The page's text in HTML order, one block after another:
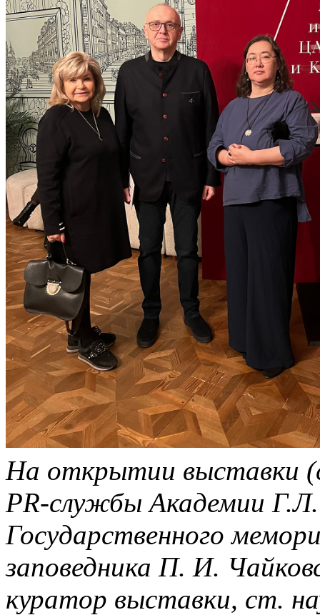
На открытии выставки
PR-службы Академии
Государственного
заповедника П. И.
куратор выставки, ст.